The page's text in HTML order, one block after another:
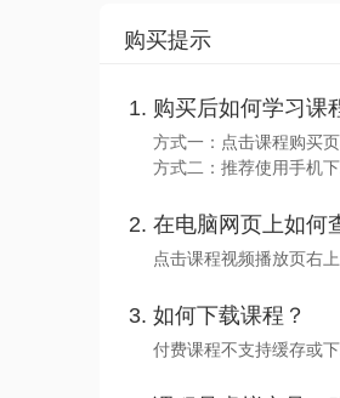
购买提示
购买后如何学习课
方式一：点击课程购买
方式二：推荐使用手机
在电脑网页上如何
点击课程视频播放页右
如何下载课程？
付费课程不支持缓存或下